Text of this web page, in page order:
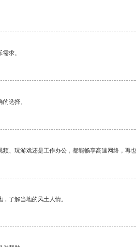
求。
选择。
、玩游戏还是工作办公，都能畅享高速网络，
了解当地的风土人情。